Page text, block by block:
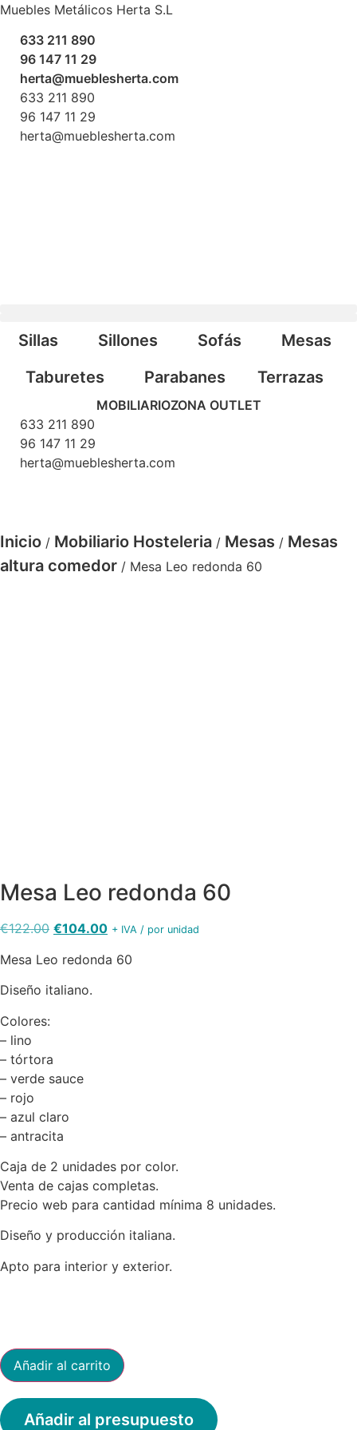
Ir
contenido
Muebles Metálicos Herta S.L
633 211 890
96 147 11 29
herta@mueblesherta.com
633 211 890
96 147 11 29
herta@mueblesherta.com
Sillas Sillones Sofás
Mesas
Taburetes
Parabanes Terrazas
MOBILIARIOZONA OUTLET
633 211 890
96 147 11 29
herta@mueblesherta.com
Inicio / Mobiliario Hosteleria / Mesas / Mesas
altura comedor / Mesa Leo redonda 60
Mesa Leo redonda 60
€122.00 El
original
era:
€104.00El
actual
+ IVA / por unidad
Mesa Leo redonda 60
Diseño italiano.
Colores:
– lino
– tórtora
– verde sauce
– rojo
– azul claro
– antracita
Caja de 2 unidades por color.
Venta de cajas completas.
Precio web para cantidad mínima 8 unidades.
Diseño y producción italiana.
Apto para interior y exterior.
Mesa
Leo
redonda
cantidad
Añadir al carrito
Añadir al presupuesto